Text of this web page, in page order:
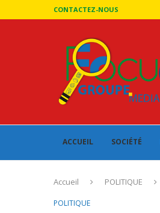
CONTACTEZ-NOUS
ACCUEIL SOCIÉTÉ
Accueil POLITIQUE
POLITIQUE